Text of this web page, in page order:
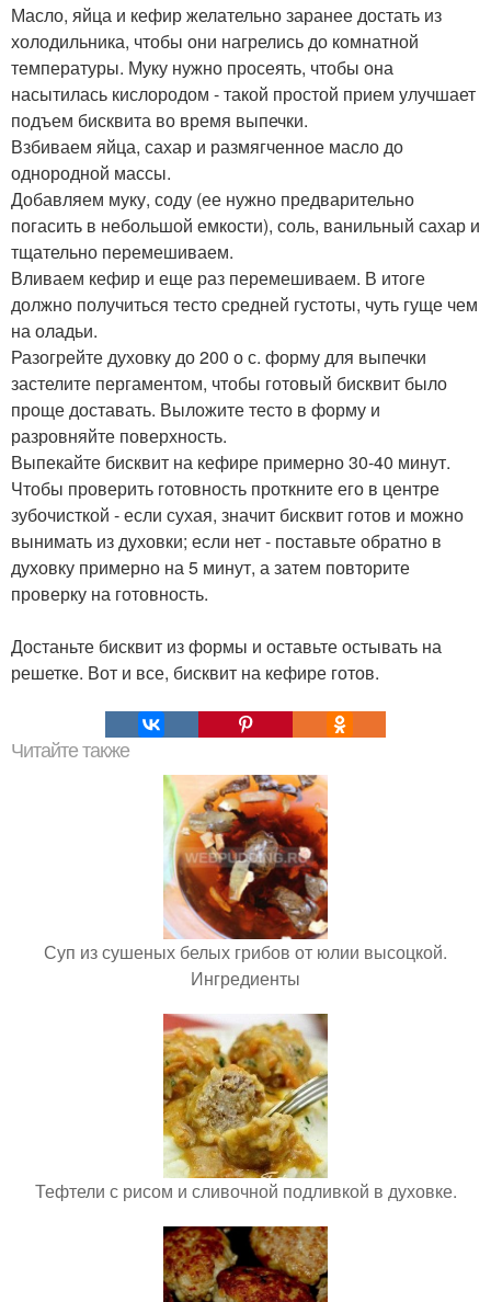
Масло, яйца и кефир желательно заранее достать из
холодильника, чтобы они нагрелись до комнатной
температуры. Муку нужно просеять, чтобы она
насытилась кислородом - такой простой прием улучшает
подъем бисквита во время выпечки.
Взбиваем яйца, сахар и размягченное масло до
однородной массы.
Добавляем муку, соду (ее нужно предварительно
погасить в небольшой емкости), соль, ванильный сахар и
тщательно перемешиваем.
Вливаем кефир и еще раз перемешиваем. В итоге
должно получиться тесто средней густоты, чуть гуще чем
на оладьи.
Разогрейте духовку до 200 о с. форму для выпечки
застелите пергаментом, чтобы готовый бисквит было
проще доставать. Выложите тесто в форму и
разровняйте поверхность.
Выпекайте бисквит на кефире примерно 30-40 минут.
Чтобы проверить готовность проткните его в центре
зубочисткой - если сухая, значит бисквит готов и можно
вынимать из духовки; если нет - поставьте обратно в
духовку примерно на 5 минут, а затем повторите
проверку на готовность.
Достаньте бисквит из формы и оставьте остывать на
решетке. Вот и все, бисквит на кефире готов.
Читайте также
Суп из сушеных белых грибов от юлии высоцкой.
Ингредиенты
Тефтели с рисом и сливочной подливкой в духовке.